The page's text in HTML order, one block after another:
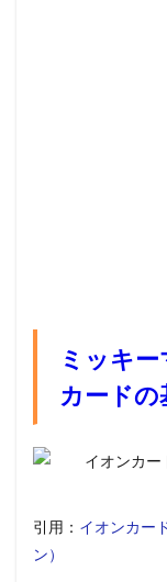
ミッキ
カードの
引用： イオンカー
ン）